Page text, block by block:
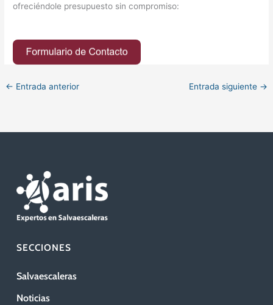
ofreciéndole presupuesto sin compromiso:
← Entrada anterior Entrada siguiente →
SECCIONES
Salvaescaleras
Noticias